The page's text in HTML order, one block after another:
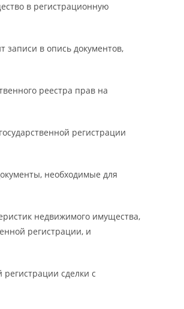
в регистрационную
записи в опись документов,
реестра прав на
регистрации
необходимые для
недвижимого имущества,
регистрации, и
сделки с